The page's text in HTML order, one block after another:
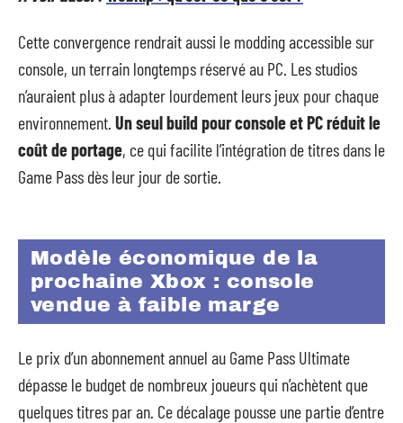
Cette convergence rendrait aussi le modding accessible sur
console, un terrain longtemps réservé au PC. Les studios
n’auraient plus à adapter lourdement leurs jeux pour chaque
environnement. Un seul build pour console et PC réduit le
coût de portage, ce qui facilite l’intégration de titres dans le
Game Pass dès leur jour de sortie.
Modèle économique de la
prochaine Xbox : console
vendue à faible marge
Le prix d’un abonnement annuel au Game Pass Ultimate
dépasse le budget de nombreux joueurs qui n’achètent que
quelques titres par an. Ce décalage pousse une partie d’entre